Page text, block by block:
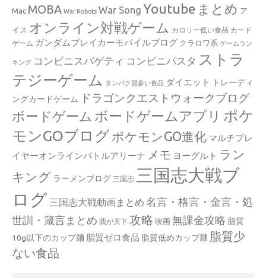
Mac MOBA War Robots War Song Youtube まとめ ア
イス オンライン対戦ゲーム カロリー低い食品 カード
ゲーム ガンダムブレイカーモバイルブログ クラロワ系 ゲームラン
キング コンビニスパゲティ コンビニパスタ ストラ
テジーゲーム
タンパク質多い食品 ダイエット
トレーディ
ングカードゲーム
ドラゴンクエストウォークブログ
ボードゲーム ボードゲームアプリ ポケ
モンGOブログ ポケモンGO進化 マルチプレ
イヤーオンラインバトルアリーナ メモ ヨーグルト ラン
キング ラーメンブログ 三国志 三国志大戦ブ
ログ 三国志大戦動画まとめ 名言・格言・金言・処
世訓・箴言まとめ 我が天下 攻略 映画 無課金攻略 脂質
10g以下のカップ麺 脂質ゼロ食品 脂質低めカップ麺 脂質少
ない食品